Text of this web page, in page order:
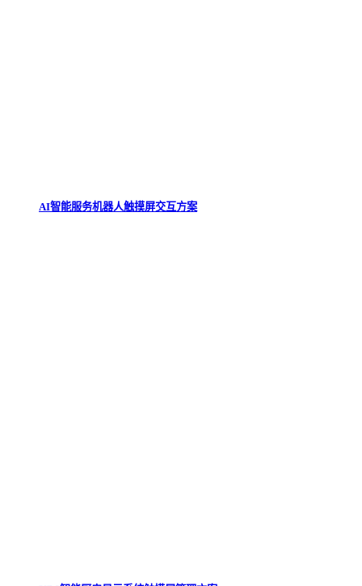
AI智能服务机器人触摸屏交互方案